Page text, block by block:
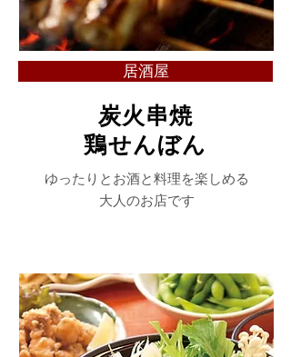
居酒屋
炭火串焼
鶏せんぼん
ゆったりとお酒と料理を楽しめる
大人のお店です